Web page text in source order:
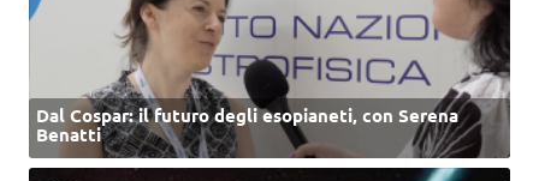
Dal Cospar: il futuro degli esopianeti, con Serena
Benatti